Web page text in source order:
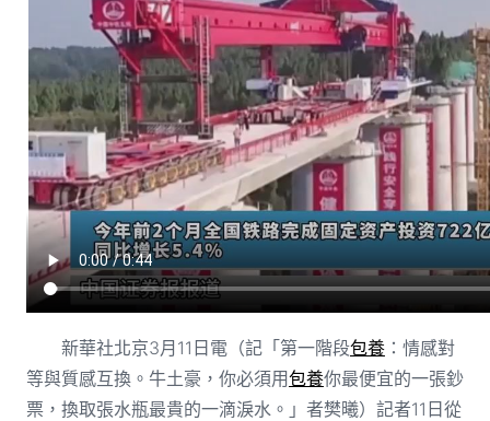
新華社北京3月11日電（記「第一階段包養：情感對
等與質感互換。牛土豪，你必須用包養你最便宜的一張鈔
票，換取張水瓶最貴的一滴淚水。」者樊曦）記者11日從